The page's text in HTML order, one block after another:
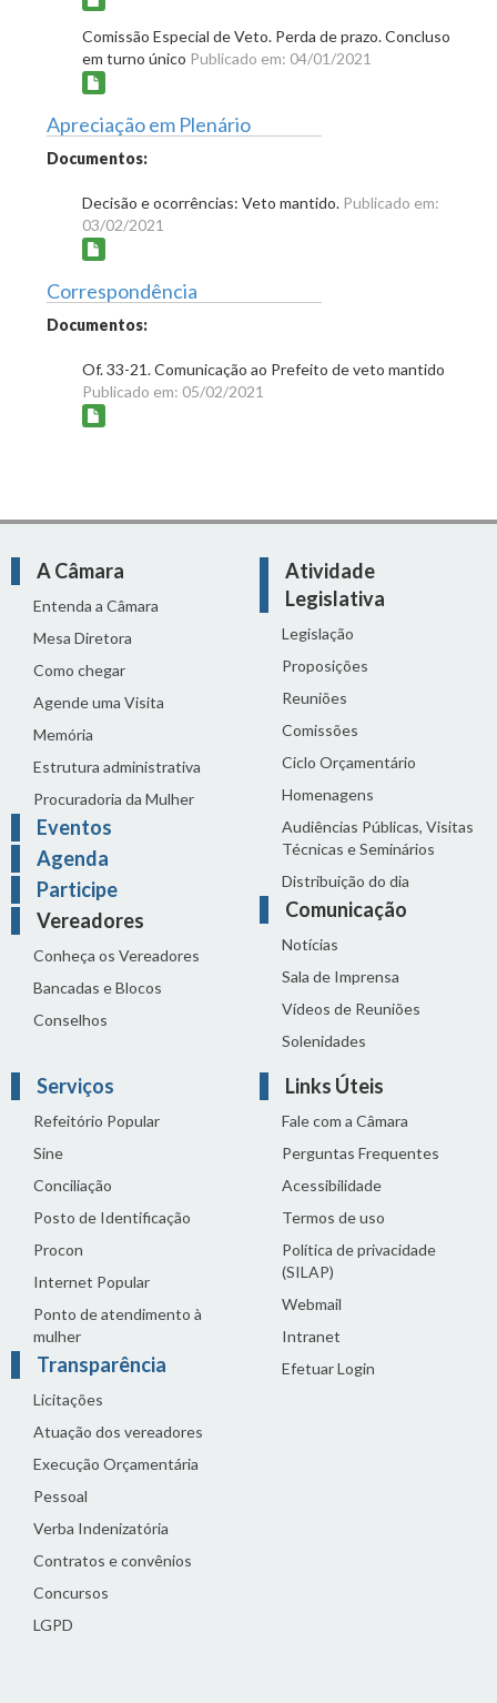
Comissão Especial de Veto. Perda de prazo. Concluso
em turno único Publicado em: 04/01/2021
Apreciação em Plenário
Documentos:
Decisão e ocorrências: Veto mantido. Publicado em:
03/02/2021
Correspondência
Documentos:
Of. 33-21. Comunicação ao Prefeito de veto mantido
Publicado em: 05/02/2021
A Câmara
Entenda a Câmara
Mesa Diretora
Como chegar
Agende uma Visita
Memória
Estrutura administrativa
Procuradoria da Mulher
Eventos
Agenda
Participe
Vereadores
Conheça os Vereadores
Bancadas e Blocos
Conselhos
Atividade
Legislativa
Legislação
Proposições
Reuniões
Comissões
Ciclo Orçamentário
Homenagens
Audiências Públicas, Visitas
Técnicas e Seminários
Distribuição do dia
Comunicação
Notícias
Sala de Imprensa
Vídeos de Reuniões
Solenidades
Serviços
Refeitório Popular
Sine
Conciliação
Posto de Identificação
Procon
Internet Popular
Ponto de atendimento à
mulher
Transparência
Licitações
Atuação dos vereadores
Execução Orçamentária
Pessoal
Verba Indenizatória
Contratos e convênios
Concursos
LGPD
Links Úteis
Fale com a Câmara
Perguntas Frequentes
Acessibilidade
Termos de uso
Política de privacidade
(SILAP)
Webmail
Intranet
Efetuar Login